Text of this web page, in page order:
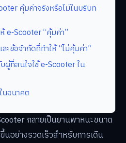
คุ้มค่าจริงหรือไม่ในบริบท
e-Scooter “คุ้มค่า”
ะข้อจำกัดที่ทำให้ “ไม่คุ้มค่า”
ผู้ที่สนใจใช้ e-Scooter ใน
นอนาคต
กลายเป็นยานพาหนะขนาด
นอย่างรวดเร็วสำหรับการเดิน